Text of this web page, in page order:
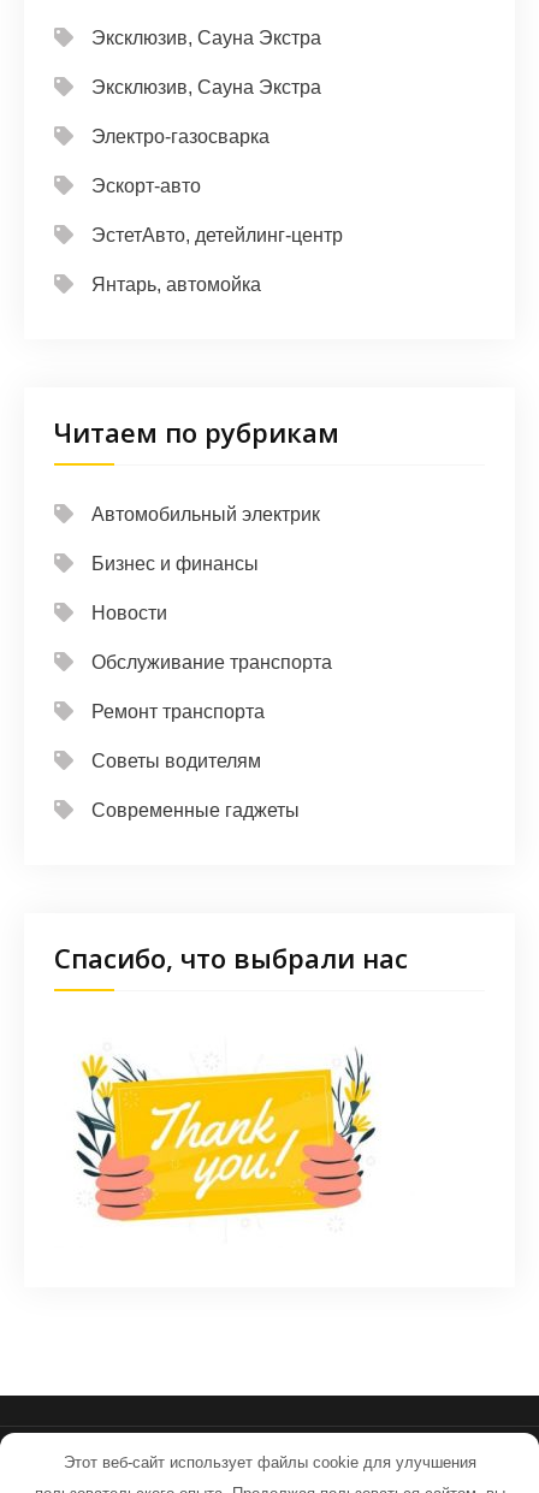
Эксклюзив, Сауна Экстра
Эксклюзив, Сауна Экстра
Электро-газосварка
Эскорт-авто
ЭстетАвто, детейлинг-центр
Янтарь, автомойка
Читаем по рубрикам
Автомобильный электрик
Бизнес и финансы
Новости
Обслуживание транспорта
Ремонт транспорта
Советы водителям
Современные гаджеты
Спасибо, что выбрали нас
sovpilots.ru - Работает на WordPress
Этот веб-сайт использует файлы cookie для улучшения